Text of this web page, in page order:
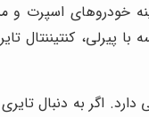
خودروهای اسپرت
پیرلی، کنتیننتال
اگر به دنبال